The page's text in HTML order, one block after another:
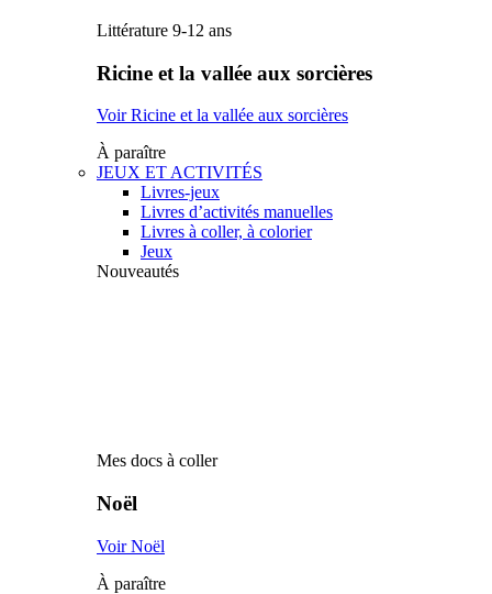
Littérature 9-12 ans
Ricine et la vallée aux sorcières
Voir Ricine et la vallée aux sorcières
À paraître
JEUX ET ACTIVITÉS
Livres-jeux
Livres d’activités manuelles
Livres à coller, à colorier
Jeux
Nouveautés
Mes docs à coller
Noël
Voir Noël
À paraître